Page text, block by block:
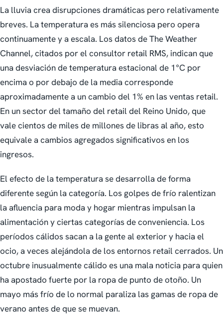
La lluvia crea disrupciones dramáticas pero relativamente
breves. La temperatura es más silenciosa pero opera
continuamente y a escala. Los datos de The Weather
Channel, citados por el consultor retail RMS, indican que
una desviación de temperatura estacional de 1°C por
encima o por debajo de la media corresponde
aproximadamente a un cambio del 1% en las ventas retail.
En un sector del tamaño del retail del Reino Unido, que
vale cientos de miles de millones de libras al año, esto
equivale a cambios agregados significativos en los
ingresos.
El efecto de la temperatura se desarrolla de forma
diferente según la categoría. Los golpes de frío ralentizan
la afluencia para moda y hogar mientras impulsan la
alimentación y ciertas categorías de conveniencia. Los
períodos cálidos sacan a la gente al exterior y hacia el
ocio, a veces alejándola de los entornos retail cerrados. Un
octubre inusualmente cálido es una mala noticia para quien
ha apostado fuerte por la ropa de punto de otoño. Un
mayo más frío de lo normal paraliza las gamas de ropa de
verano antes de que se muevan.